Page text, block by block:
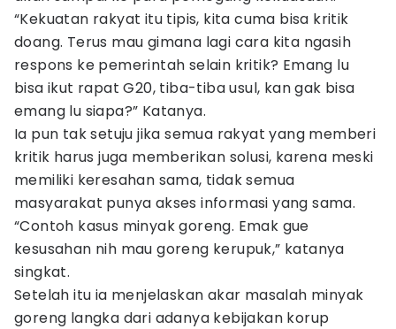
“Kekuatan rakyat itu tipis, kita cuma bisa kritik
doang. Terus mau gimana lagi cara kita ngasih
respons ke pemerintah selain kritik? Emang lu
bisa ikut rapat G20, tiba-tiba usul, kan gak bisa
emang lu siapa?” Katanya.
Ia pun tak setuju jika semua rakyat yang memberi
kritik harus juga memberikan solusi, karena meski
memiliki keresahan sama, tidak semua
masyarakat punya akses informasi yang sama.
“Contoh kasus minyak goreng. Emak gue
kesusahan nih mau goreng kerupuk,” katanya
singkat.
Setelah itu ia menjelaskan akar masalah minyak
goreng langka dari adanya kebijakan korup